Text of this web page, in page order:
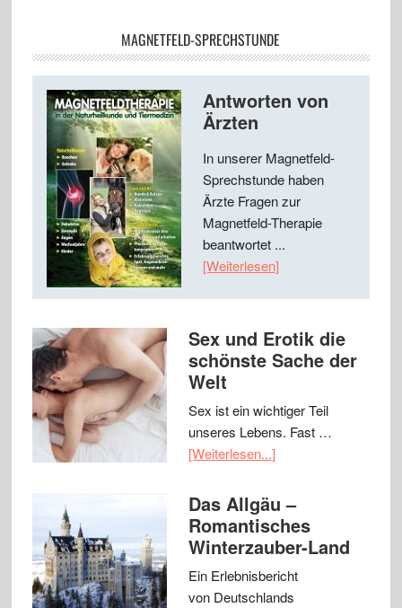
MAGNETFELD-SPRECHSTUNDE
Antworten von
Ärzten
In unserer Magnetfeld-
Sprechstunde haben
Ärzte Fragen zur
Magnetfeld-Therapie
beantwortet ...
[Weiterlesen]
Sex und Erotik die
schönste Sache der
Welt
Sex ist ein wichtiger Teil
unseres Lebens. Fast …
[Weiterlesen...]
Das Allgäu –
Romantisches
Winterzauber-Land
Ein Erlebnisbericht
von Deutschlands